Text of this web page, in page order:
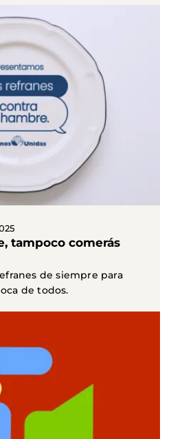
tampoco comerás
de siempre para
de todos.